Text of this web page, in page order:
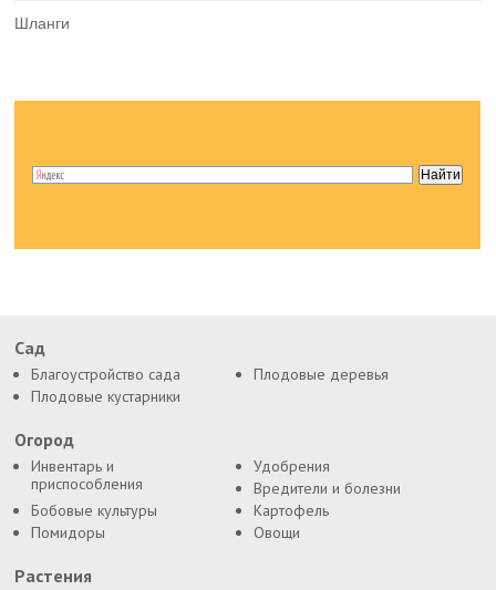
Шланги
Сад
Благоустройство сада
Плодовые деревья
Плодовые кустарники
Огород
Инвентарь и
приспособления
Удобрения
Вредители и болезни
Бобовые культуры
Картофель
Помидоры
Овощи
Растения